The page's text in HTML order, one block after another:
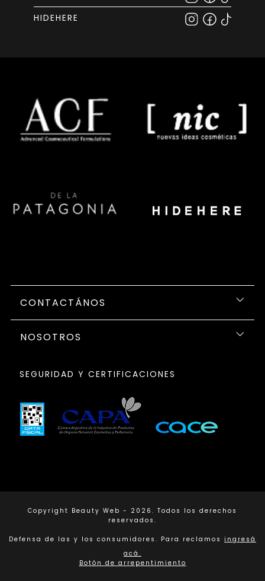
HIDEHERE
CONTACTÁNOS
NOSOTROS
SEGURIDAD Y CERTIFICACIONES
Copyright Beauty Web - 2026. Todos los derechos
reservados.
Defensa de las y los consumidores. Para reclamos ingresá
acá.
Botón de arrepentimiento